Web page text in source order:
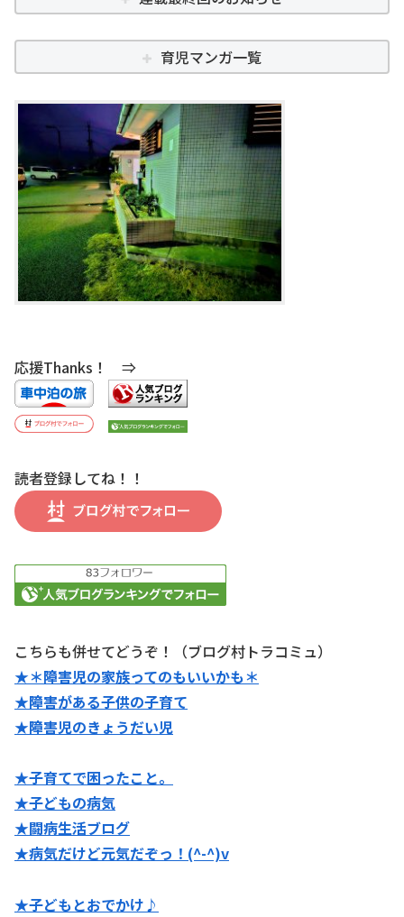
育児マンガ一覧
応援Thanks！ ⇒
読者登録してね！！
こちらも併せてどうぞ！（ブログ村トラコミュ）
★＊障害児の家族ってのもいいかも＊
★障害がある子供の子育て
★障害児のきょうだい児
★子育てで困ったこと。
★子どもの病気
★闘病生活ブログ
★病気だけど元気だぞっ！(^-^)v
★子どもとおでかけ♪